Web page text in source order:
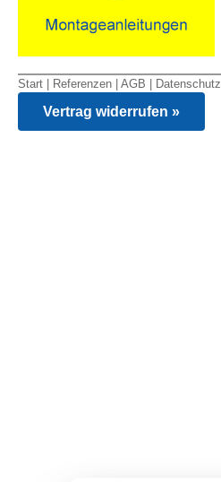
Start Referenzen AGB Datenschutz
Vertrag widerrufen »